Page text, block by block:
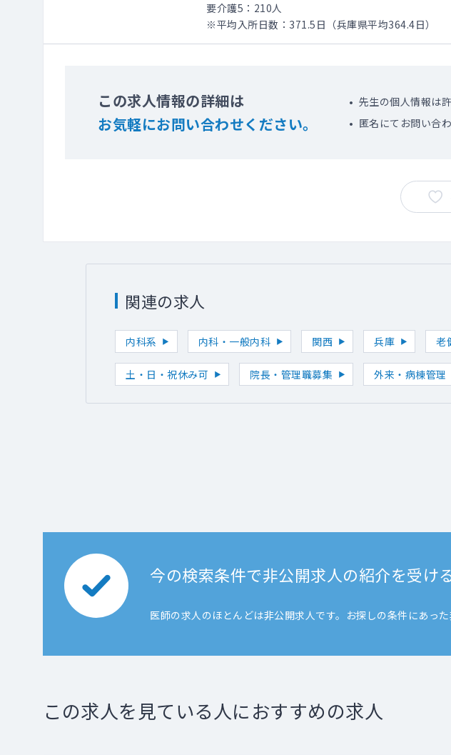
要介護5：210人
※平均入所日数：371.5日（兵庫県平均364.4日）
この求人情報の詳細は
お気軽にお問い合わせください。
先生の個人情報は
匿名にてお問い合
関連の求人
内科系 内科・一般内科 関西 兵庫 老
土・日・祝休み可 院長・管理職募集 外来・病棟管理
今の検索条件で非公開求人の紹介を受け
医師の求人のほとんどは非公開求人です。お探しの条件にあった
この求人を見ている人におすすめの求人